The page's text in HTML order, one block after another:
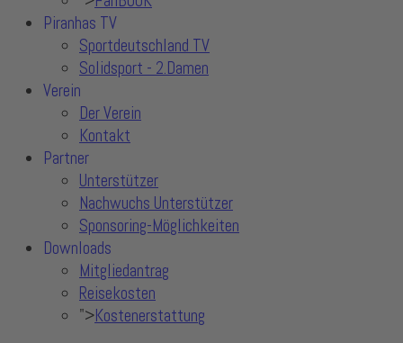
Piranhas TV
Sportdeutschland TV
Solidsport - 2.Damen
Verein
Der Verein
Kontakt
Partner
Unterstützer
Nachwuchs Unterstützer
Sponsoring-Möglichkeiten
Downloads
Mitgliedantrag
Reisekosten
">Kostenerstattung